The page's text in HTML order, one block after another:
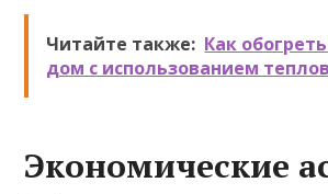
Читайте также: Как
дом с использованием
Экономические